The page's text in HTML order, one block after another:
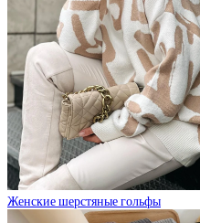
Женские шерстяные гольфы